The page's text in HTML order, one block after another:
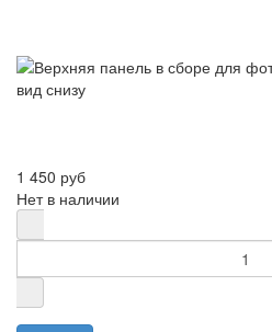
1 450 руб
Нет в наличии